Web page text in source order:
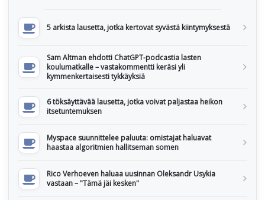
5 arkista lausetta, jotka kertovat syvästä kiintymyksestä
Sam Altman ehdotti ChatGPT-podcastia lasten
koulumatkalle – vastakommentti keräsi yli
kymmenkertaisesti tykkäyksiä
6 töksäyttävää lausetta, jotka voivat paljastaa heikon
itsetuntemuksen
Myspace suunnittelee paluuta: omistajat haluavat
haastaa algoritmien hallitseman somen
Rico Verhoeven haluaa uusinnan Oleksandr Usykia
vastaan – "Tämä jäi kesken"